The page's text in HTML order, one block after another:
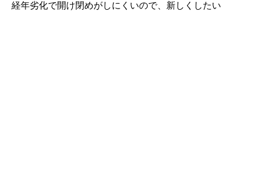
経年劣化で開け閉めがしにくいので、新しくしたい